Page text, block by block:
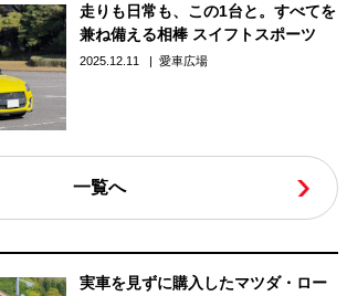
走りも日常も、この1台と。すべてを
兼ね備える相棒 スイフトスポーツ
2025.12.11 愛車広場
一覧へ
実車を見ずに購入したマツダ・ロー